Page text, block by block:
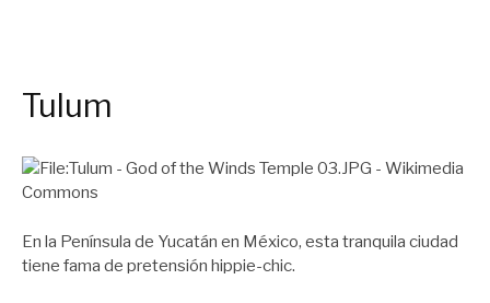
Tulum
En la Península de Yucatán en México, esta tranquila ciudad
tiene fama de pretensión hippie-chic.